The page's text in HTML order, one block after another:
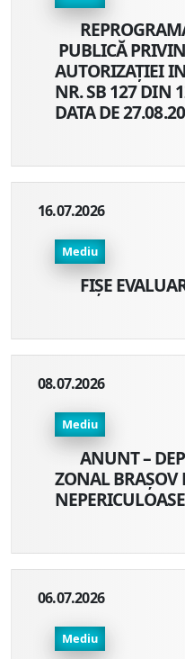
PUBLICĂ
AUTORIZAȚIEI
NR. SB 127 DIN
DATA DE
16.07.2026
Mediu
FIȘE
08.07.2026
Mediu
ANUNT –
ZONAL BRAȘOV
NEPERICULOASE
06.07.2026
Mediu